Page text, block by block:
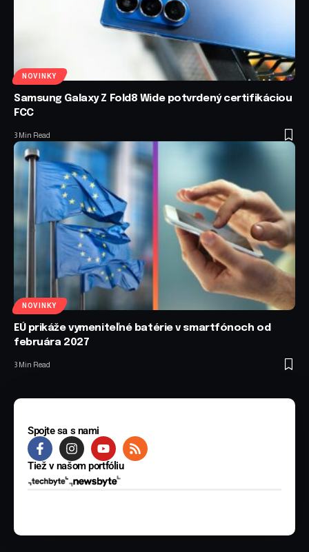
NOVINKY
Samsung Galaxy Z Fold8 Wide potvrdený certifikáciou
FCC
3 Min Read
NOVINKY
EÚ prikáže vymeniteľné batérie v smartfónoch od
februára 2027
3 Min Read
Spojte sa s nami
Tiež v našom portfóliu